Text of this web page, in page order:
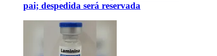
pai; despedida será reservada